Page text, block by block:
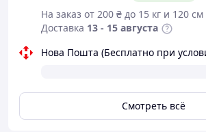
Специально разработанная форма
обеспечивает оптимальное
устойчивость. Вы можете быть
На заказ от 200 ₴ до 15 кг и 120 см
Доставка 13 - 15 августа
Нова Пошта (Бесплатно при
Смотреть всё